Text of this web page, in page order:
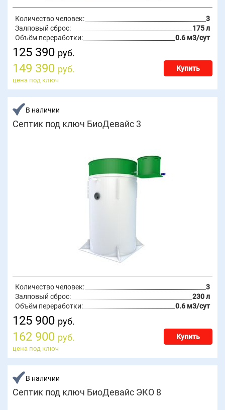
Количество человек:
3
Залповый сброс:
175 л
Объём переработки:
0.6 м3/сут
125 390 руб.
149 390 руб. Купить
цена под ключ
В наличии
Септик под ключ БиоДевайс 3
Количество человек:
3
Залповый сброс:
230 л
Объём переработки:
0.6 м3/сут
125 900 руб.
162 900 руб. Купить
цена под ключ
В наличии
Септик под ключ БиоДевайс ЭКО 8